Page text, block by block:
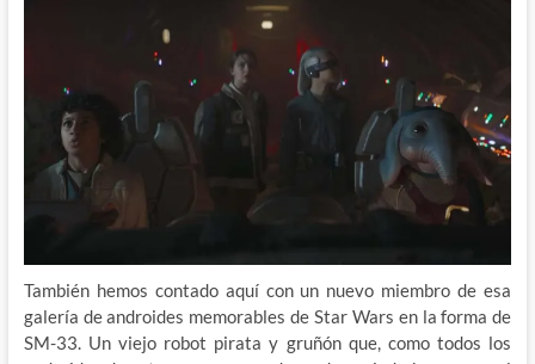
También hemos contado aquí con un nuevo miembro de esa
galería de androides memorables de Star Wars en la forma de
SM-33. Un viejo robot pirata y gruñón que, como todos los